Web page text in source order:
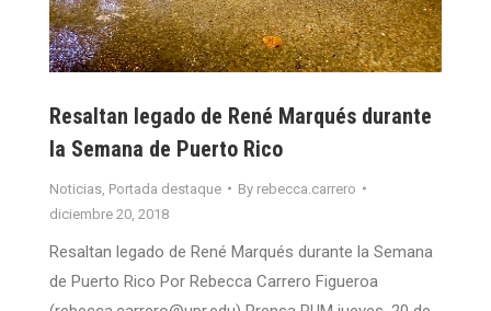
Resaltan legado de René Marqués durante
la Semana de Puerto Rico
Noticias Portada destaque By rebecca.carrero
diciembre 20, 2018
Resaltan legado de René Marqués durante la Semana
de Puerto Rico Por Rebecca Carrero Figueroa